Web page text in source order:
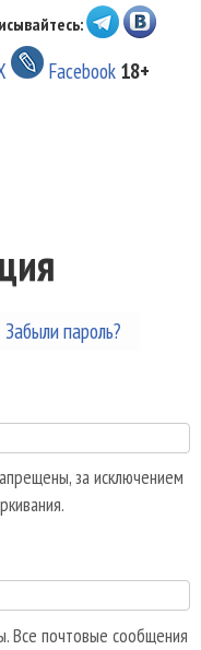
Facebook 18+
Забыли пароль?
за исключением
Все почтовые сообщения